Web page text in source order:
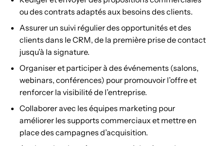
ou des contrats adaptés aux besoins des clients.
Assurer un suivi régulier des opportunités et des
clients dans le CRM, de la première prise de contact
jusqu’à la signature.
Organiser et participer à des événements (salons,
webinars, conférences) pour promouvoir l’offre et
renforcer la visibilité de l’entreprise.
Collaborer avec les équipes marketing pour
améliorer les supports commerciaux et mettre en
place des campagnes d’acquisition.